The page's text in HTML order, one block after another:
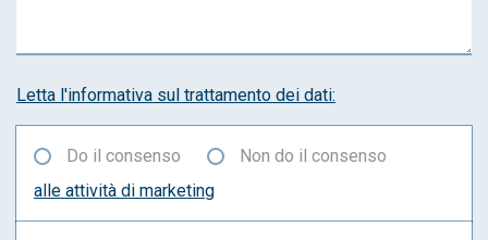
Letta l'informativa sul trattamento dei dati:
Do il consenso
Non do il consenso
alle attività di marketing